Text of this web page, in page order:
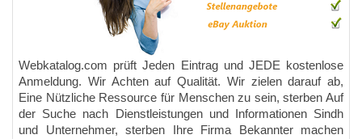
Webkatalog.com prüft Jeden Eintrag und JEDE kostenlose
Anmeldung. Wir Achten auf Qualität. Wir zielen darauf ab,
Eine Nützliche Ressource für Menschen zu sein, sterben Auf
der Suche nach Dienstleistungen und Informationen Sindh
und Unternehmer, sterben Ihre Firma Bekannter machen